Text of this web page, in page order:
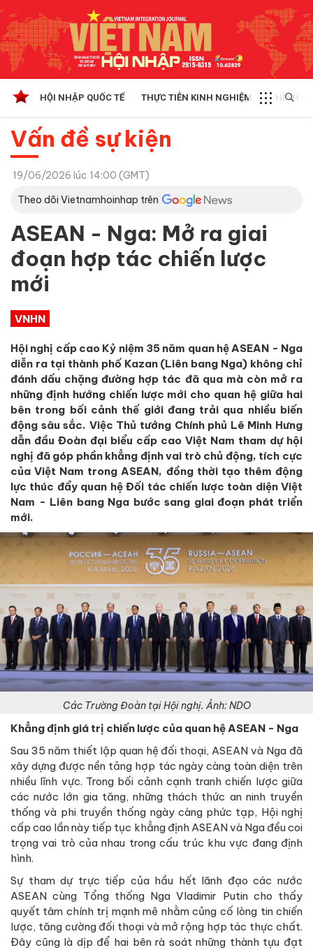
HỘI NHẬP QUỐC TẾ THỰC TIỄN KINH NGHIỆM CHÍNH
Vấn đề sự kiện
19/06/2026 lúc 14:00 (GMT)
Theo dõi Vietnamhoinhap trên
ASEAN - Nga: Mở ra giai
đoạn hợp tác chiến lược
mới
VNHN
Hội nghị cấp cao Kỷ niệm 35 năm quan hệ ASEAN - Nga
diễn ra tại thành phố Kazan (Liên bang Nga) không chỉ
đánh dấu chặng đường hợp tác đã qua mà còn mở ra
những định hướng chiến lược mới cho quan hệ giữa hai
bên trong bối cảnh thế giới đang trải qua nhiều biến
động sâu sắc. Việc Thủ tướng Chính phủ Lê Minh Hưng
dẫn đầu Đoàn đại biểu cấp cao Việt Nam tham dự hội
nghị đã góp phần khẳng định vai trò chủ động, tích cực
của Việt Nam trong ASEAN, đồng thời tạo thêm động
lực thúc đẩy quan hệ Đối tác chiến lược toàn diện Việt
Nam - Liên bang Nga bước sang giai đoạn phát triển
mới.
Các Trường Đoàn tại Hội nghị. Ảnh: NDO
Khẳng định giá trị chiến lược của quan hệ ASEAN - Nga
Sau 35 năm thiết lập quan hệ đối thoại, ASEAN và Nga đã
xây dựng được nền tảng hợp tác ngày càng toàn diện trên
nhiều lĩnh vực. Trong bối cảnh cạnh tranh chiến lược giữa
các nước lớn gia tăng, những thách thức an ninh truyền
thống và phi truyền thống ngày càng phức tạp, Hội nghị
cấp cao lần này tiếp tục khẳng định ASEAN và Nga đều coi
trọng vai trò của nhau trong cấu trúc khu vực đang định
hình.
Sự tham dự trực tiếp của hầu hết lãnh đạo các nước
ASEAN cùng Tổng thống Nga Vladimir Putin cho thấy
quyết tâm chính trị mạnh mẽ nhằm củng cố lòng tin chiến
lược, tăng cường đối thoại và mở rộng hợp tác thực chất.
Đây cũng là dịp để hai bên rà soát những thành tựu đạt